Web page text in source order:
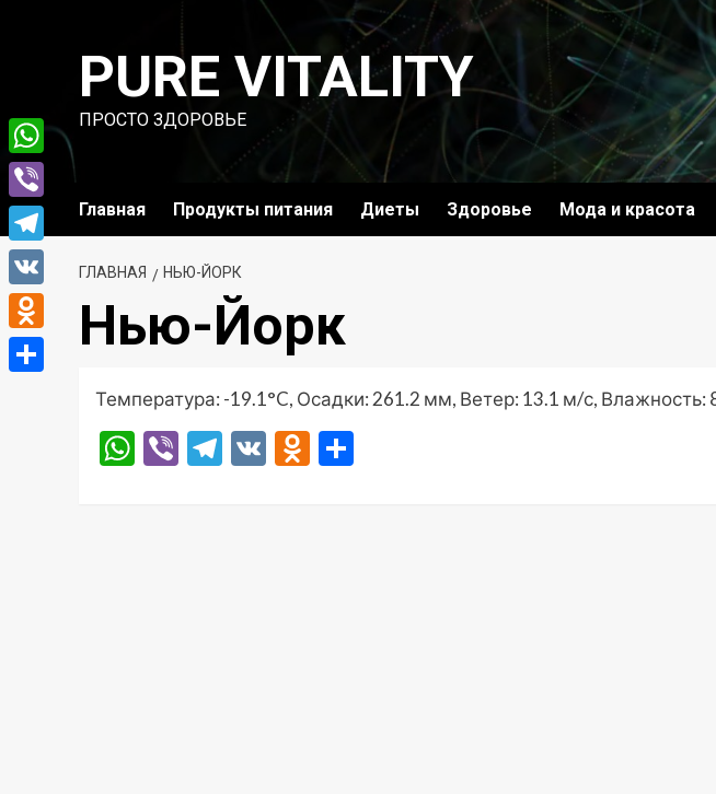
содержимомуPURE VITALITY
ПРОСТО ЗДОРОВЬЕ
Главная Продукты питания Диеты Здоровье Мода и красота
ГЛАВНАЯ НЬЮ-ЙОРК
Нью-Йорк
Температура: -19.1°C, Осадки: 261.2 мм, Ветер: 13.1 м/с, Влажность:
WhatsApp
ViberTelegram
VK Odnoklassniki
WhatsApp
Viber
Telegram
VK
Odnoklassniki
Отправить